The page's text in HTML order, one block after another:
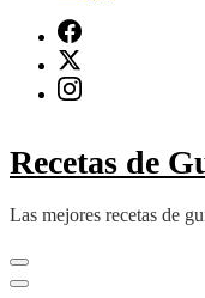
Recetas de
Las mejores recetas de